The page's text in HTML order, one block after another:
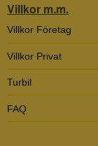
Villkor m.m.
Villkor Företag
Villkor Privat
Turbil
FAQ